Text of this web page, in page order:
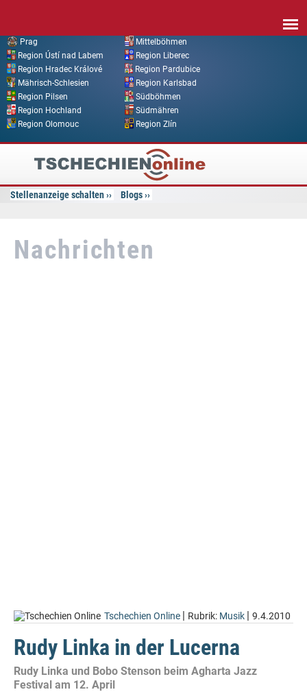
Prag
Mittelböhmen
Region Ústí nad Labem
Region Liberec
Region Hradec Králové
Region Pardubice
Mährisch-Schlesien
Region Karlsbad
Region Pilsen
Südböhmen
Region Hochland
Südmähren
Region Olomouc
Region Zlín
Tschechien
Online
Stellenanzeige schalten Blogs
Nachrichten
Tschechien Online | Rubrik: Musik | 9.4.2010
Rudy Linka in der Lucerna
Rudy Linka und Bobo Stenson beim Agharta Jazz
Festival am 12. April